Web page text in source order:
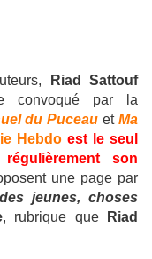
Riad Sattouf
convoqué par la
du Puceau et Ma
Hebdo est le seul
son
une page par
jeunes, choses
, rubrique que
Riad